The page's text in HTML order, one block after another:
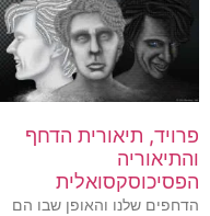
פרויד, תיאורית הדחף
והתיאוריה
הפסיכוסקסואלית
הדחפים שלנו והאופן שבו הם